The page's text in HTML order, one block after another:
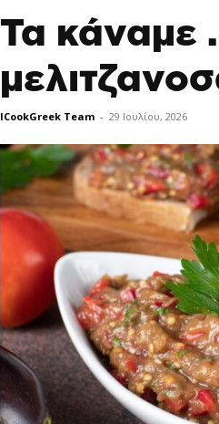
Τα κάναμε
ICookGreek Team - 29 Ιουλίου, 2026